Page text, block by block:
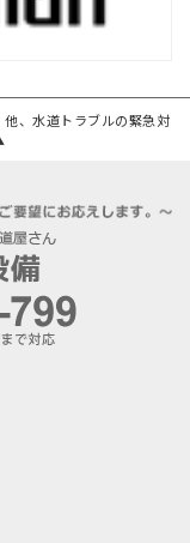
、水道トラブルの緊急対